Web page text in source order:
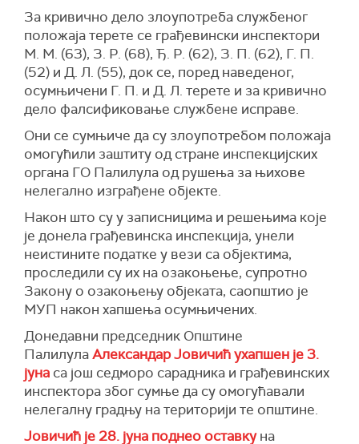
За кривично дело злоупотреба службеног
положаја терете се грађевински инспектори
М. М. (63), З. Р. (68), Ђ. Р. (62), З. П. (62), Г. П.
(52) и Д. Л. (55), док се, поред наведеног,
осумњичени Г. П. и Д. Л. терете и за кривично
дело фалсификовање службене исправе.
Они се сумњиче да су злоупотребом положаја
омогућили заштиту од стране инспекцијских
органа ГО Палилула од рушења за њихове
нелегално изграђене објекте.
Након што су у записницима и решењима које
је донела грађевинска инспекција, унели
неистините податке у вези са објектима,
проследили су их на озакоњење, супротно
Закону о озакоњењу објеката, саопштио је
МУП након хапшења осумњичених.
Донедавни председник Oпштине
ПалилулаАлександар Јовичић ухапшен је 3.
јуна са још седморо сарадника и грађевинских
инспектора због сумње да су омогућавали
нелегалну градњу на територији те општине.
Јовичић је 28. јуна поднео оставкуна